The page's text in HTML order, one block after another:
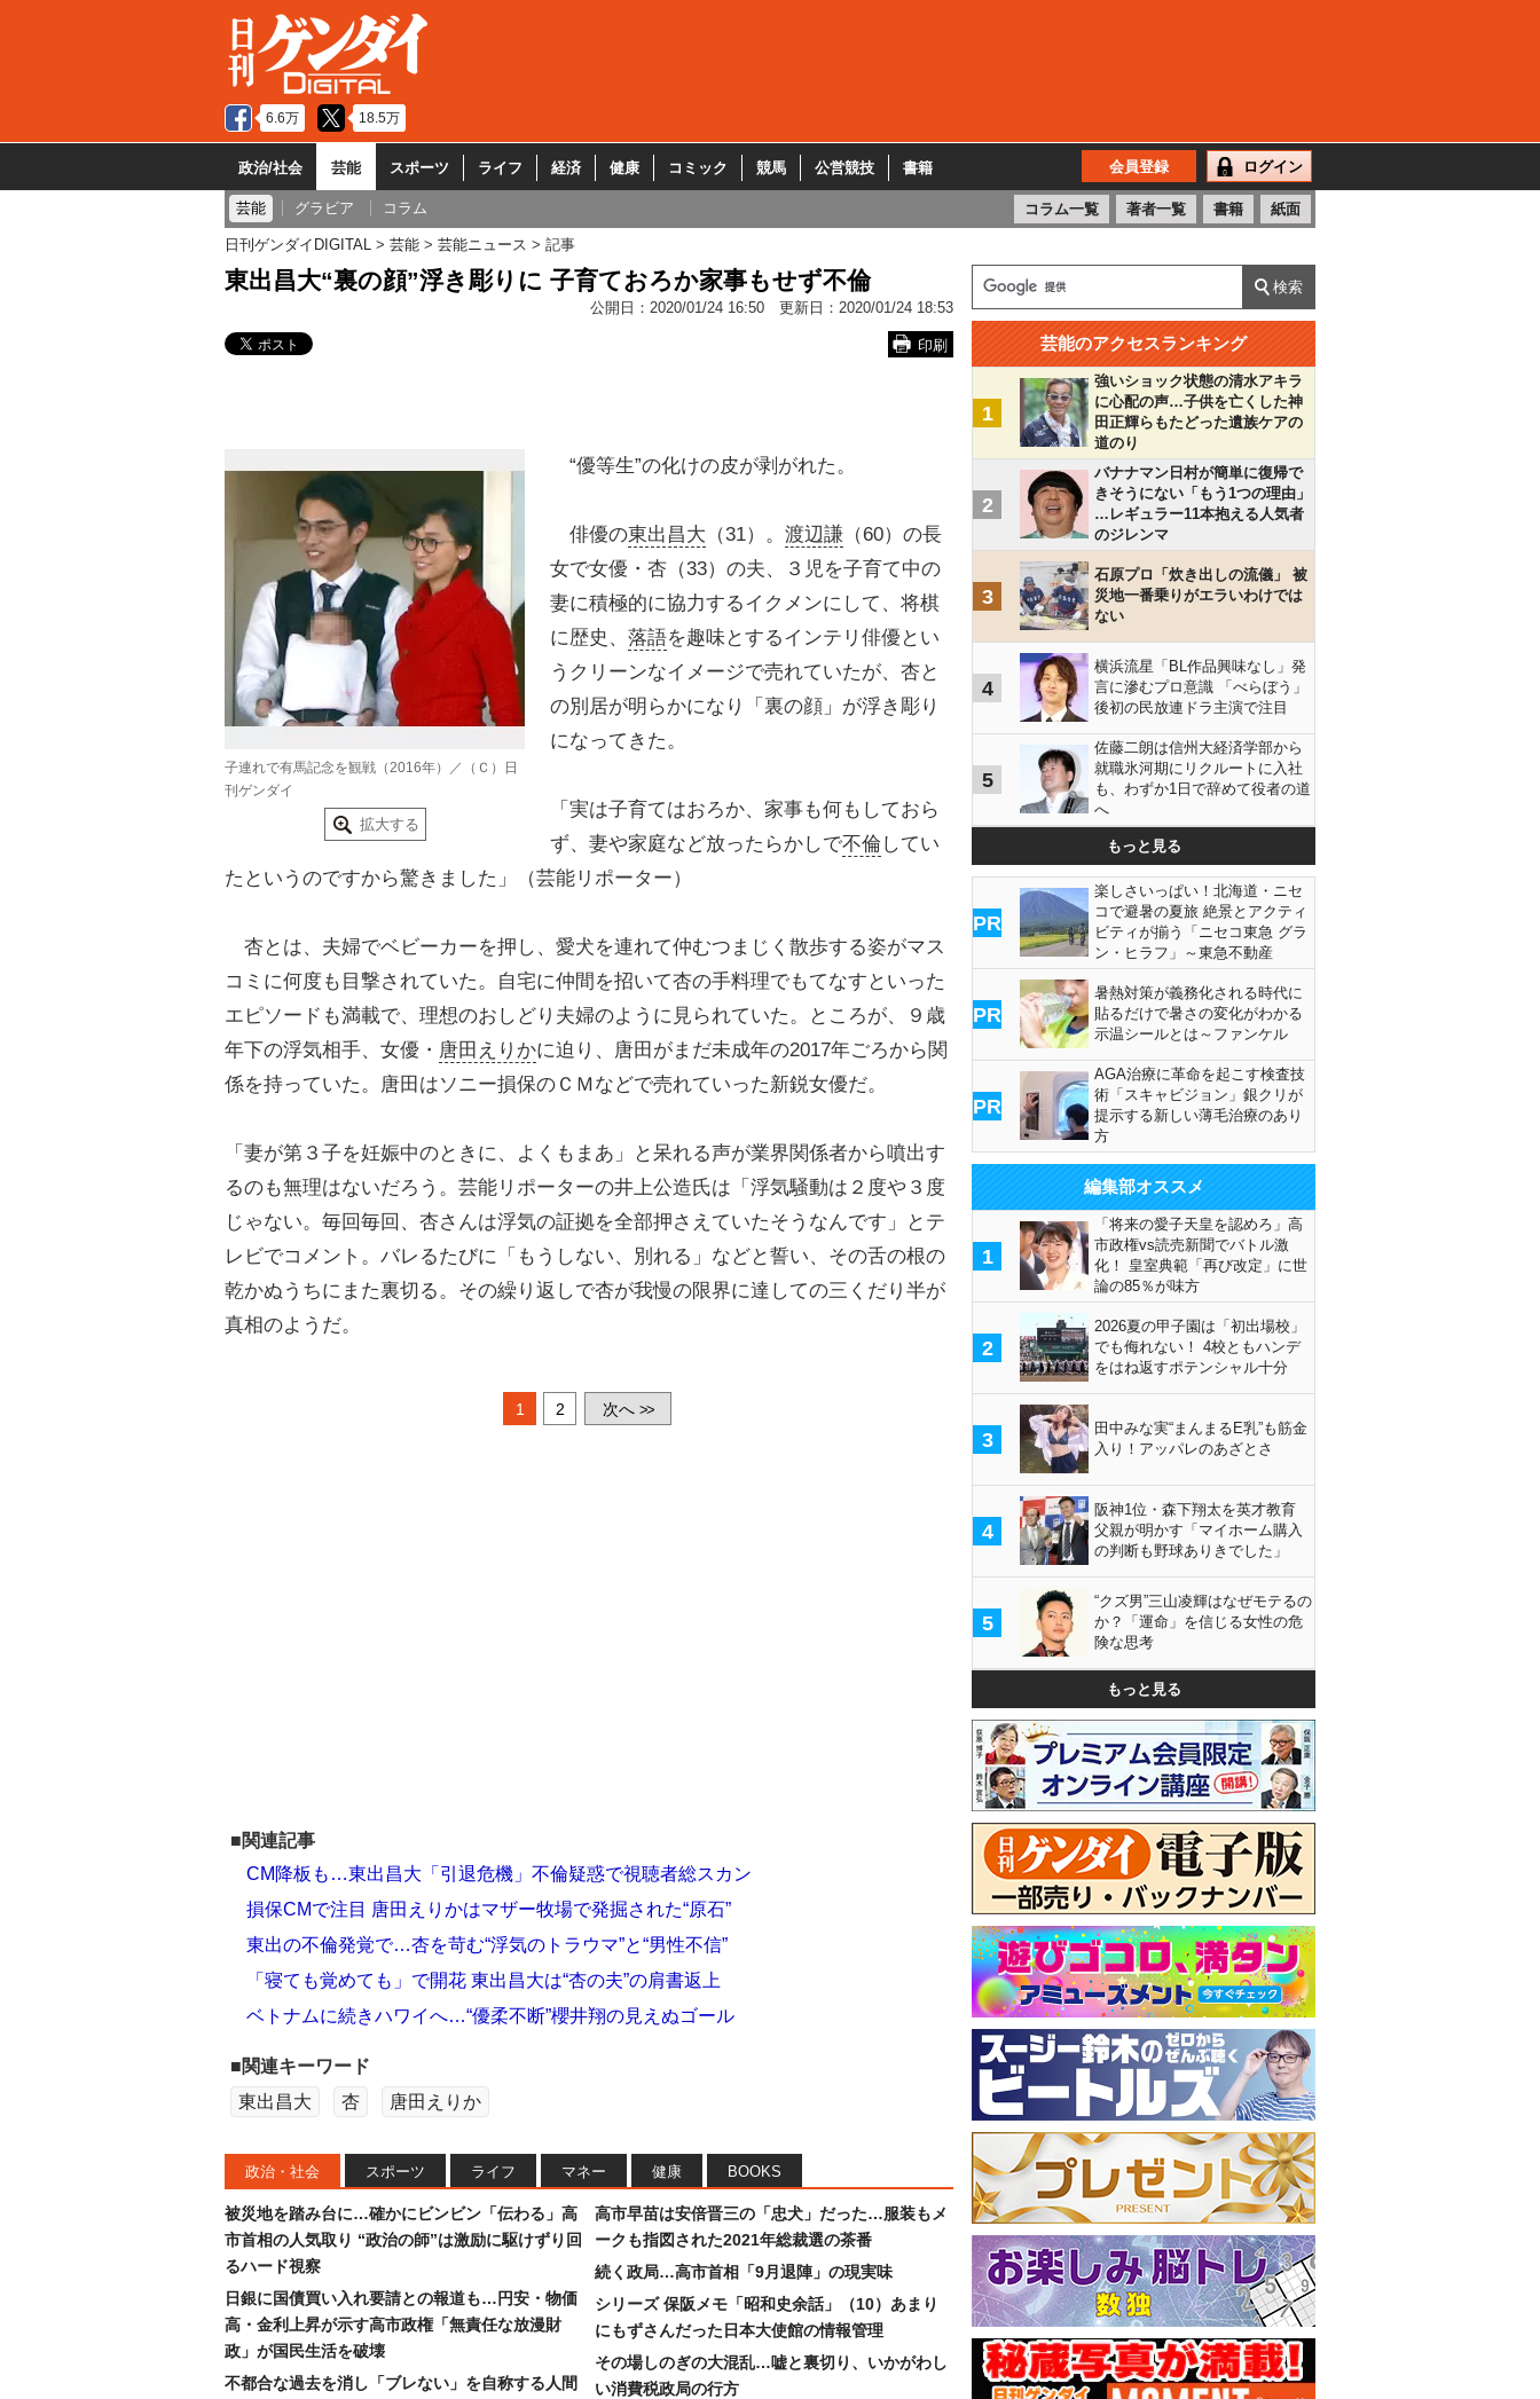
6.6万 18.5万
政治/社会 芸能 スポーツ ライフ 経済 健康 コミック 競馬 公営競技 書籍 会員登録 ログイン
芸能 グラビア コラム コラム一覧 著者一覧 書籍 紙面
日刊ゲンダイDIGITAL 芸能 芸能ニュース 記事
東出昌大“裏の顔”浮き彫りに 子育ておろか家事もせず不倫
公開日： 2020/01/24 16:50 更新日： 2020/01/24 18:53
印刷
子連れで有馬記念を観戦（2016年）／（Ｃ）日
刊ゲンダイ
拡大する
“優等生”の化けの皮が剥がれた。
俳優の東出昌大 （31）。 渡辺謙 （60）の長
女で女優・杏（33）の夫、３児を子育て中の
妻に積極的に協力するイクメンにして、将棋
に歴史、 落語を趣味とするインテリ俳優とい
うクリーンなイメージで売れていたが、杏と
の別居が明らかになり「裏の顔」が浮き彫り
になってきた。
「実は子育てはおろか、家事も何もしておら
ず、妻や家庭など放ったらかしで不倫 してい
たというのですから驚きました」（芸能リポーター）
杏とは、夫婦でベビーカーを押し、愛犬を連れて仲むつまじく散歩する姿がマス
コミに何度も目撃されていた。自宅に仲間を招いて杏の手料理でもてなすといった
エピソードも満載で、理想のおしどり夫婦のように見られていた。ところが、９歳
年下の浮気相手、女優・ 唐田えりかに迫り、唐田がまだ未成年の2017年ごろから関
係を持っていた。唐田はソニー損保のＣＭなどで売れていった新鋭女優だ。
「妻が第３子を妊娠中のときに、よくもまあ」と呆れる声が業界関係者から噴出す
るのも無理はないだろう。芸能リポーターの井上公造氏は「浮気騒動は２度や３度
じゃない。毎回毎回、杏さんは浮気の証拠を全部押さえていたそうなんです」とテ
レビでコメント。バレるたびに「もうしない、別れる」などと誓い、その舌の根の
乾かぬうちにまた裏切る。その繰り返しで杏が我慢の限界に達しての三くだり半が
真相のようだ。
1 2 次へ >>
■関連記事
CM降板も…東出昌大「引退危機」不倫疑惑で視聴者総スカン
損保CMで注目 唐田えりかはマザー牧場で発掘された“原石”
東出の不倫発覚で…杏を苛む“浮気のトラウマ”と“男性不信”
「寝ても覚めても」で開花 東出昌大は“杏の夫”の肩書返上
ベトナムに続きハワイへ…“優柔不断”櫻井翔の見えぬゴール
■関連キーワード
東出昌大
杏 唐田えりか
政治・社会 スポーツ ライフ マネー 健康 BOOKS
被災地を踏み台に…確かにビンビン「伝わる」高
市首相の人気取り “政治の師”は激励に駆けずり回
るハード視察
日銀に国債買い入れ要請との報道も…円安・物価
高・金利上昇が示す高市政権「無責任な放漫財
政」が国民生活を破壊
不都合な過去を消し「ブレない」を自称する人間
高市早苗は安倍晋三の「忠犬」だった…服装もメ
ークも指図された2021年総裁選の茶番
続く政局…高市首相「9月退陣」の現実味
シリーズ 保阪メモ「昭和史余話」（10）あまり
にもずさんだった日本大使館の情報管理
その場しのぎの大混乱…嘘と裏切り、いかがわし
い消費税政局の行方
芸能のアクセスランキング
1
強いショック状態の清水アキラ
に心配の声…子供を亡くした神
田正輝らもたどった遺族ケアの
道のり
2
バナナマン日村が簡単に復帰で
きそうにない「もう1つの理由」
…レギュラー11本抱える人気者
のジレンマ
3
石原プロ「炊き出しの流儀」 被
災地一番乗りがエラいわけでは
ない
4
横浜流星「BL作品興味なし」発
言に滲むプロ意識 「べらぼう」
後初の民放連ドラ主演で注目
5
佐藤二朗は信州大経済学部から
就職氷河期にリクルートに入社
も、わずか1日で辞めて役者の道
へ
もっと見る
PR
楽しさいっぱい！北海道・ニセ
コで避暑の夏旅 絶景とアクティ
ビティが揃う「ニセコ東急 グラ
ン・ヒラフ」～東急不動産
PR
暑熱対策が義務化される時代に
貼るだけで暑さの変化がわかる
示温シールとは～ファンケル
PR
AGA治療に革命を起こす検査技
術「スキャビジョン」銀クリが
提示する新しい薄毛治療のあり
方
編集部オススメ
1
「将来の愛子天皇を認めろ」高
市政権vs読売新聞でバトル激
化！ 皇室典範「再び改定」に世
論の85％が味方
2
2026夏の甲子園は「初出場校」
でも侮れない！ 4校ともハンデ
をはね返すポテンシャル十分
3
田中みな実“まんまるE乳”も筋金
入り！アッパレのあざとさ
4
阪神1位・森下翔太を英才教育
父親が明かす「マイホーム購入
の判断も野球ありきでした」
5
“クズ男”三山凌輝はなぜモテるの
か？「運命」を信じる女性の危
険な思考
もっと見る